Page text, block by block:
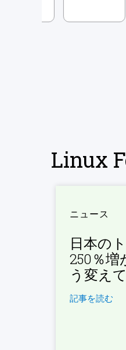
Linux
ニュース
日本の
250％増
う変え
記事を読む